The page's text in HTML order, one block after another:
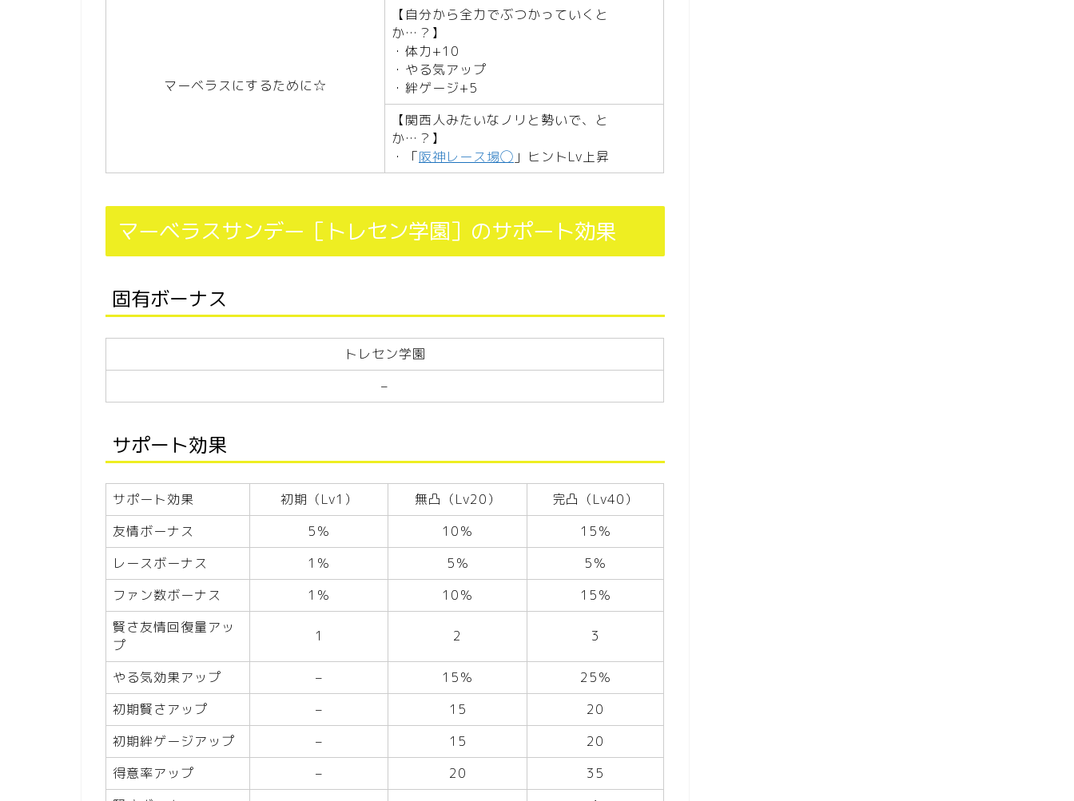
マーベラスにするために☆
【自分から全力でぶつかっていくと
か…？】
・体力+10
・やる気アップ
・絆ゲージ+5
【関西人みたいなノリと勢いで、と
か…？】
・「阪神レース場◯ 」ヒントLv上昇
マーベラスサンデー［トレセン学園］のサポート効果
固有ボーナス
トレセン学園
–
サポート効果
サポート効果 初期（Lv1） 無凸（Lv20）
完凸（Lv40）
友情ボーナス
5％ 10％
15％
レースボーナス
1％ 5％
5％
ファン数ボーナス
1％ 10％
15％
賢さ友情回復量アッ
プ
1 2 3
やる気効果アップ – 15％
25％
初期賢さアップ
– 15
20
初期絆ゲージアップ
– 15
20
得意率アップ
– 20
35